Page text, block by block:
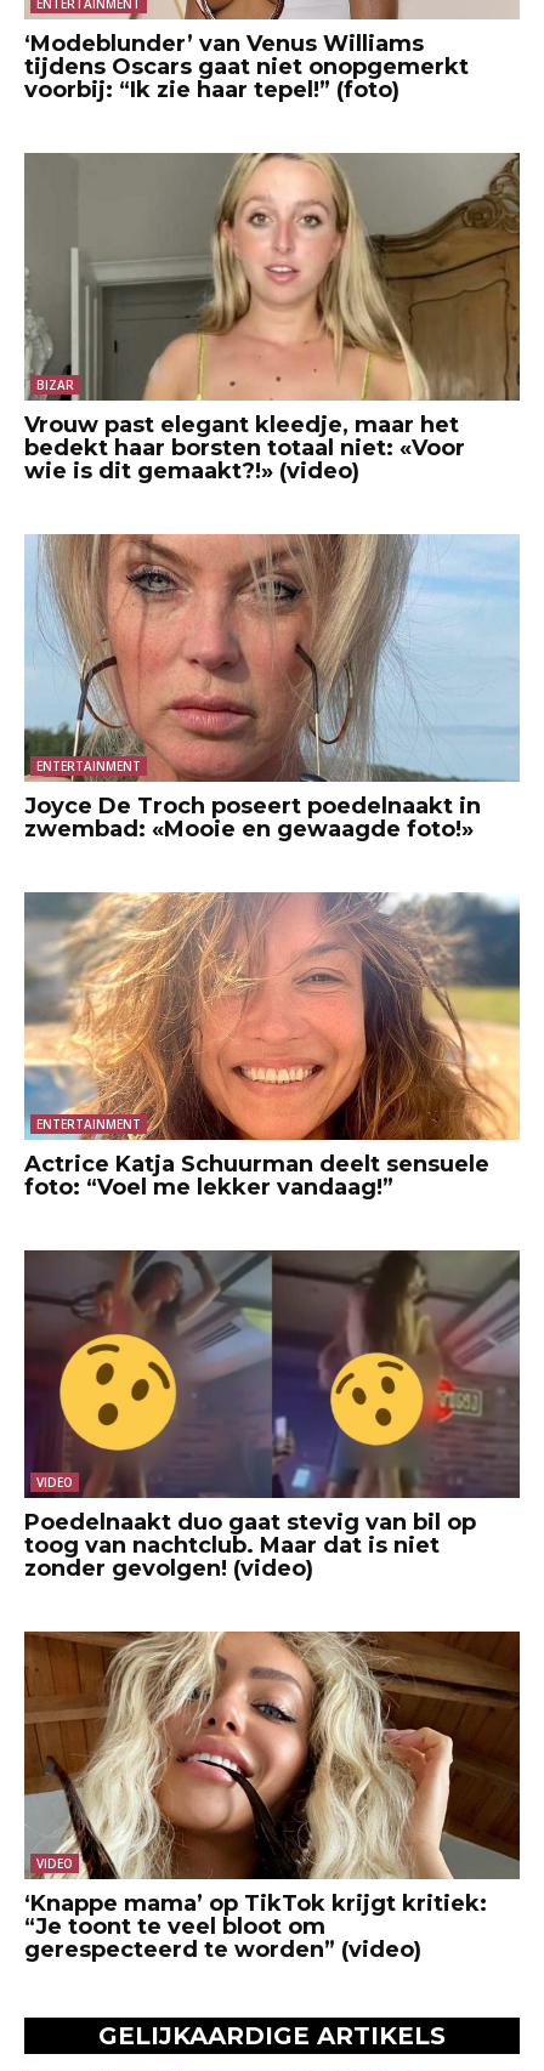
‘Modeblunder’ van Venus Williams
tijdens Oscars gaat niet onopgemerkt
voorbij: “Ik zie haar tepel!” (foto)
BIZAR
Vrouw past elegant kleedje, maar het
bedekt haar borsten totaal niet: «Voor
wie is dit gemaakt?!» (video)
ENTERTAINMENT
Joyce De Troch poseert poedelnaakt in
zwembad: «Mooie en gewaagde foto!»
ENTERTAINMENT
Actrice Katja Schuurman deelt sensuele
foto: “Voel me lekker vandaag!”
VIDEO
Poedelnaakt duo gaat stevig van bil op
toog van nachtclub. Maar dat is niet
zonder gevolgen! (video)
VIDEO
‘Knappe mama’ op TikTok krijgt kritiek:
“Je toont te veel bloot om
gerespecteerd te worden” (video)
GELIJKAARDIGE ARTIKELS